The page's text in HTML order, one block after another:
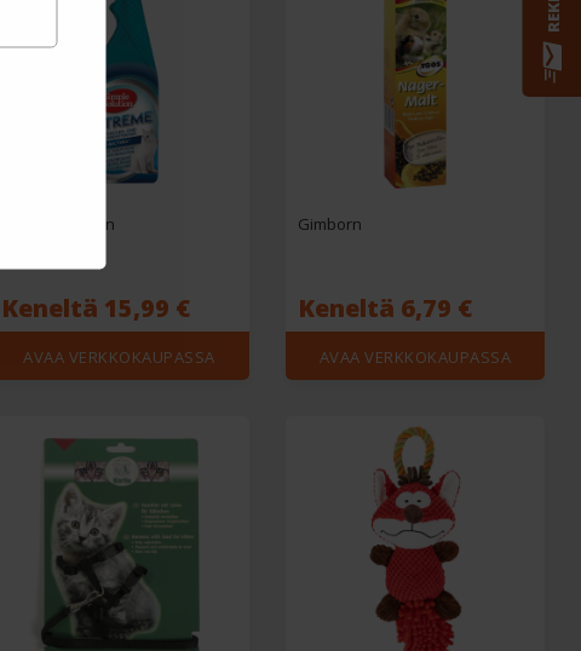
Simple Solution
Keneltä 15,99 €
AVAA VERKKOKAUPASSA
Gimborn
Keneltä 6,79 €
AVAA VERKKOKAUPASSA